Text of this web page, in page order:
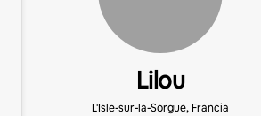
Lilou
L'Isle-sur-la-Sorgue, Francia